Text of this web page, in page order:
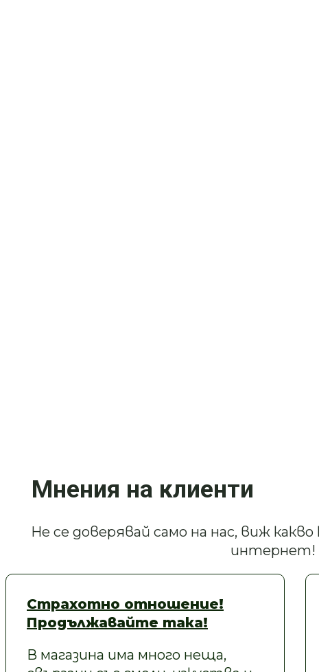
Мнения на клиенти
Не се доверявай само на нас, виж
интернет!
Страхотно отношение!
Продължавайте така!
В магазина има много неща,